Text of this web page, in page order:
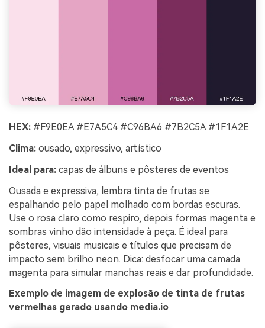
HEX: #F9E0EA #E7A5C4 #C96BA6 #7B2C5A #1F1A2E
Clima: ousado, expressivo, artístico
Ideal para: capas de álbuns e pôsteres de eventos
Ousada e expressiva, lembra tinta de frutas se
espalhando pelo papel molhado com bordas escuras.
Use o rosa claro como respiro, depois formas magenta e
sombras vinho dão intensidade à peça. É ideal para
pôsteres, visuais musicais e títulos que precisam de
impacto sem brilho neon. Dica: desfocar uma camada
magenta para simular manchas reais e dar profundidade.
Exemplo de imagem de explosão de tinta de frutas
vermelhas gerado usando media.io